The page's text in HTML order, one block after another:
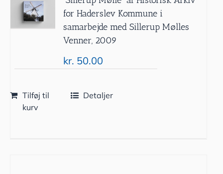
for Haderslev Kommune i
samarbejde med Sillerup Mølles
Venner, 2009
kr. 50.00
Tilføj til
kurv
Detaljer